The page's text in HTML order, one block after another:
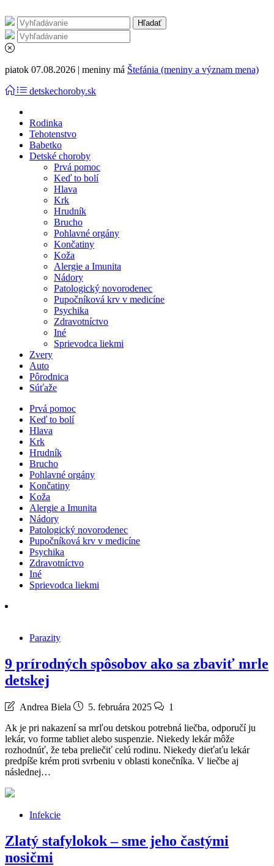
piatok 07.08.2026 | meniny má Štefánia (meniny a význam mena)
detskechoroby.sk
Rodinka
Tehotenstvo
Babetko
Detské choroby
Prvá pomoc
Keď to bolí
Hlava
Krk
Hrudník
Brucho
Pohlavné orgány
Končatiny
Koža
Alergie a Imunita
Nádory
Patologický novorodenec
Pupočníková krv v medicíne
Psychika
Zdravotníctvo
Iné
Sprievodca liekmi
Zvery
Auto
Pôrodnica
Súťaže
Prvá pomoc
Keď to bolí
Hlava
Krk
Hrudník
Brucho
Pohlavné orgány
Končatiny
Koža
Alergie a Imunita
Nádory
Patologický novorodenec
Pupočníková krv v medicíne
Psychika
Zdravotníctvo
Iné
Sprievodca liekmi
Parazity
9 prírodných spôsobov ako sa zbaviť mrle
detskej
Andrea Biela 5. februára 2025
1
Ak je pri nakazení sa mrľou detskou potrebná liečba, odporučí ju
lekár, vo forme tabliet alebo suspenzie. Niekedy lekár môže
rozhodnúť, že teba preliečiť celú rodinu. Niekedy dieťaťu lekár
predpíše krém proti svrbeniu v oblasti konečníka. V liečbe aj
následnej…
Infekcie
Zlatý stafylokok – sme jeho častými
nosičmi